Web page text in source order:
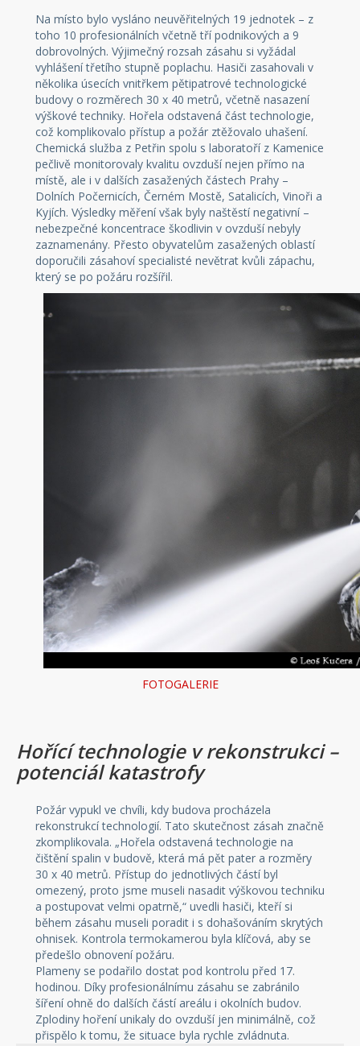
Na místo bylo vysláno neuvěřitelných 19 jednotek – z
toho 10 profesionálních včetně tří podnikových a 9
dobrovolných. Výjimečný rozsah zásahu si vyžádal
vyhlášení třetího stupně poplachu. Hasiči zasahovali v
několika úsecích vnitřkem pětipatrové technologické
budovy o rozměrech 30 x 40 metrů, včetně nasazení
výškové techniky. Hořela odstavená část technologie,
což komplikovalo přístup a požár ztěžovalo uhašení.
Chemická služba z Petřin spolu s laboratoří z Kamenice
pečlivě monitorovaly kvalitu ovzduší nejen přímo na
místě, ale i v dalších zasažených částech Prahy –
Dolních Počernicích, Černém Mostě, Satalicích, Vinoři a
Kyjích. Výsledky měření však byly naštěstí negativní –
nebezpečné koncentrace škodlivin v ovzduší nebyly
zaznamenány. Přesto obyvatelům zasažených oblastí
doporučili zásahoví specialisté nevětrat kvůli zápachu,
který se po požáru rozšířil.
FOTOGALERIE
Hořící technologie v rekonstrukci –
potenciál katastrofy
Požár vypukl ve chvíli, kdy budova procházela
rekonstrukcí technologií. Tato skutečnost zásah značně
zkomplikovala. „Hořela odstavená technologie na
čištění spalin v budově, která má pět pater a rozměry
30 x 40 metrů. Přístup do jednotlivých částí byl
omezený, proto jsme museli nasadit výškovou techniku
a postupovat velmi opatrně,“ uvedli hasiči, kteří si
během zásahu museli poradit i s dohašováním skrytých
ohnisek. Kontrola termokamerou byla klíčová, aby se
předešlo obnovení požáru.
Plameny se podařilo dostat pod kontrolu před 17.
hodinou. Díky profesionálnímu zásahu se zabránilo
šíření ohně do dalších částí areálu i okolních budov.
Zplodiny hoření unikaly do ovzduší jen minimálně, což
přispělo k tomu, že situace byla rychle zvládnuta.